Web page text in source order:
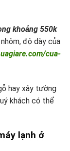
khoảng 550k
độ dày của
cua-
hay xây tường
khách có thể
lạnh ở